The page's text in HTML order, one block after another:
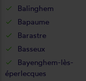
Balinghem
Bapaume
Barastre
Basseux
Bayenghem-lès-
éperlecques